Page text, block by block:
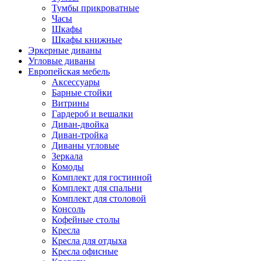
Тумбы прикроватные
Часы
Шкафы
Шкафы книжные
Эркерные диваны
Угловые диваны
Европейская мебель
Аксессуары
Барные стойки
Витрины
Гардероб и вешалки
Диван-двойка
Диван-тройка
Диваны угловые
Зеркала
Комоды
Комплект для гостинной
Комплект для спальни
Комплект для столовой
Консоль
Кофейные столы
Кресла
Кресла для отдыха
Кресла офисные